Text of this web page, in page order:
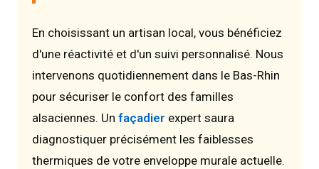
En choisissant un artisan local, vous bénéficiez
d'une réactivité et d'un suivi personnalisé. Nous
intervenons quotidiennement dans le Bas-Rhin
pour sécuriser le confort des familles
alsaciennes. Un façadier expert saura
diagnostiquer précisément les faiblesses
thermiques de votre enveloppe murale actuelle.